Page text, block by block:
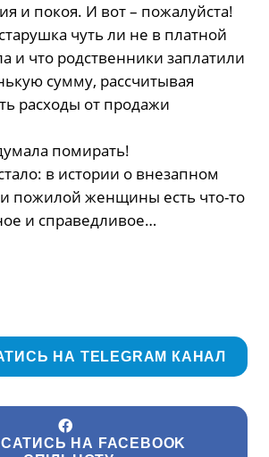
и покоя. И вот – пожалуйста!
чуть ли не в платной
и что родственники заплатили
сумму, рассчитывая
расходы от продажи
помирать!
в истории о внезапном
пожилой женщины есть что-то
и справедливое…
НА TELEGRAM КАНАЛ
НА FACEBOOK